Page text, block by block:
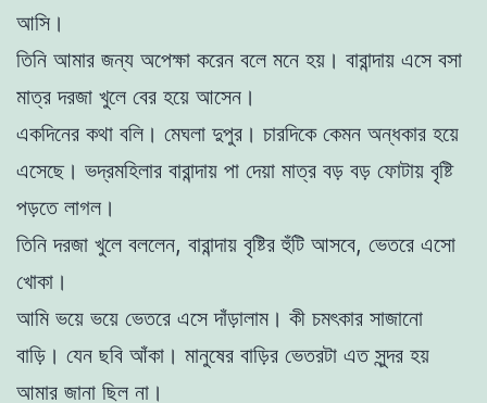
আসি।
তিনি আমার জন্য অপেক্ষা করেন বলে মনে হয়। বারান্দায় এসে বসা
মাত্র দরজা খুলে বের হয়ে আসেন।
একদিনের কথা বলি। মেঘলা দুপুর। চারদিকে কেমন অন্ধকার হয়ে
এসেছে। ভদ্রমহিলার বারান্দায় পা দেয়া মাত্র বড় বড় ফোটায় বৃষ্টি
পড়তে লাগল।
তিনি দরজা খুলে বললেন, বারান্দায় বৃষ্টির হুঁটি আসবে, ভেতরে এসাে
খােকা।
আমি ভয়ে ভয়ে ভেতরে এসে দাঁড়ালাম। কী চমৎকার সাজানাে
বাড়ি। যেন ছবি আঁকা। মানুষের বাড়ির ভেতরটা এত সুন্দর হয়
আমার জানা ছিল না।